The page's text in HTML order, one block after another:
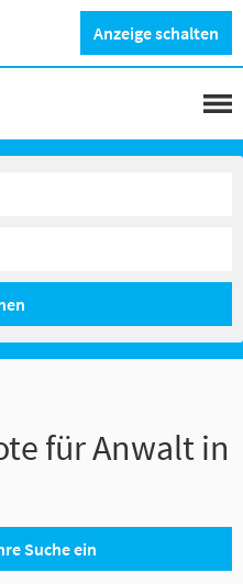
Anzeige schalten
für Anwalt in
Suche ein